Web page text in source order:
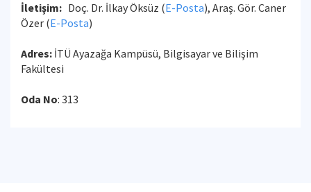
İletişim: Doç. Dr. İlkay Öksüz (E-Posta), Araş. Gör. Caner
Özer (E-Posta)
Adres: İTÜ Ayazağa Kampüsü, Bilgisayar ve Bilişim
Fakültesi
Oda No: 313